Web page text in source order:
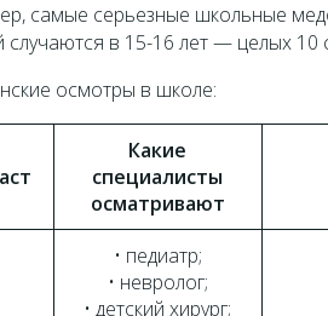
самые серьезные школьные
в 15-16 лет — целых 10
осмотры в школе:
Какие
специалисты
осматривают
• педиатр;
• невролог;
• детский хирург;